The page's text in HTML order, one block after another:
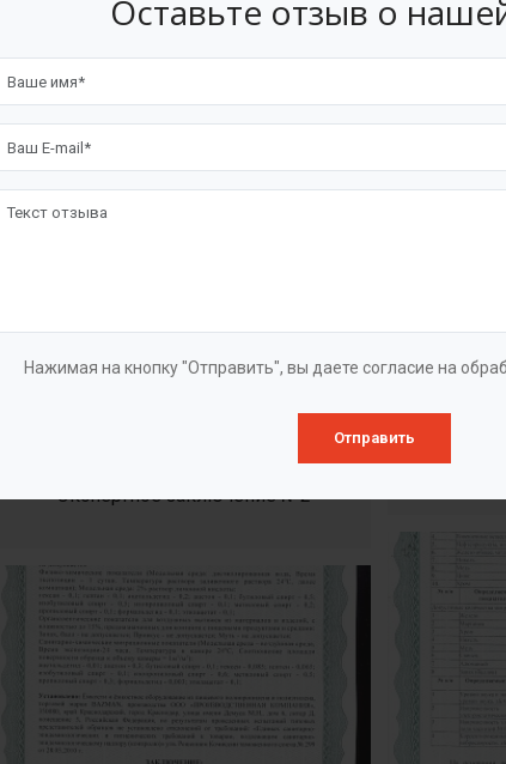
Оставьте отзыв о
Нажимая на кнопку "Отправить", вы даете согласие на
Отправить
Свидетельство
Экспертное заключение №2